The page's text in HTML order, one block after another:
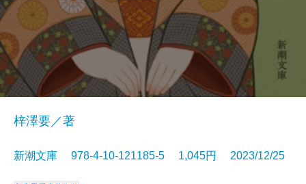
梓澤要／著
新潮文庫 978-4-10-121185-5 1,045円 2023/12/25